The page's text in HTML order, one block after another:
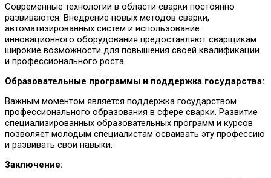
Современные технологии в области сварки постоянно
развиваются. Внедрение новых методов сварки,
автоматизированных систем и использование
инновационного оборудования предоставляют сварщикам
широкие возможности для повышения своей квалификации
и профессионального роста.
Образовательные программы и поддержка государства:
Важным моментом является поддержка государством
профессионального образования в сфере сварки. Развитие
специализированных образовательных программ и курсов
позволяет молодым специалистам осваивать эту профессию
и развивать свои навыки.
Заключение: